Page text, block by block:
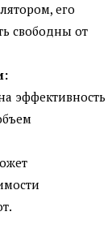
его
свободны от
эффективность